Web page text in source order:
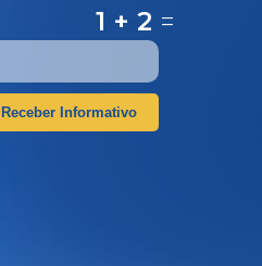
1 + 2 =
Receber Informativo